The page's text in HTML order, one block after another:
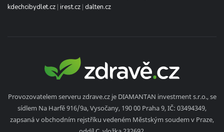
kdechcibydlet.cz | irest.cz | dalten.cz
Provozovatelem serveru zdrave.cz je DIAMANTAN investment s.r.o., se
sídlem Na Harfě 916/9a, Vysočany, 190 00 Praha 9, IČ: 03494349,
zapsaná v obchodním rejstříku vedeném Městským soudem v Praze,